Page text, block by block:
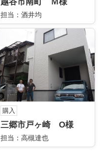
担当：酒井均
購入
三郷市戸ヶ崎 O様
担当：高槻達也